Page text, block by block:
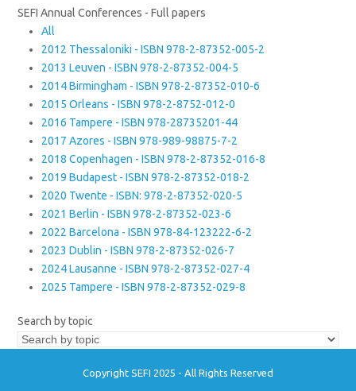
SEFI Annual Conferences - Full papers
All
2012 Thessaloniki - ISBN 978-2-87352-005-2
2013 Leuven - ISBN 978-2-87352-004-5
2014 Birmingham - ISBN 978-2-87352-010-6
2015 Orleans - ISBN 978-2-8752-012-0
2016 Tampere - ISBN 978-28735201-44
2017 Azores - ISBN 978-989-98875-7-2
2018 Copenhagen - ISBN 978-2-87352-016-8
2019 Budapest - ISBN 978-2-87352-018-2
2020 Twente - ISBN: 978-2-87352-020-5
2021 Berlin - ISBN 978-2-87352-023-6
2022 Barcelona - ISBN 978-84-123222-6-2
2023 Dublin - ISBN 978-2-87352-026-7
2024 Lausanne - ISBN 978-2-87352-027-4
2025 Tampere - ISBN 978-2-87352-029-8
Search by topic
Copyright SEFI 2025 - All Rights Reserved